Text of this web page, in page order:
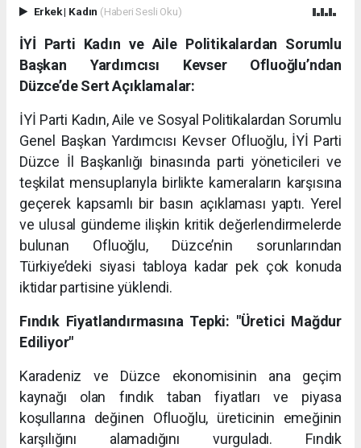
Erkek| Kadın (Haberi Sesli Oku)
İYİ Parti Kadın ve Aile Politikalardan Sorumlu
Başkan Yardımcısı Kevser Ofluoğlu’ndan
Düzce’de Sert Açıklamalar:
İYİ Parti Kadın, Aile ve Sosyal Politikalardan Sorumlu
Genel Başkan Yardımcısı Kevser Ofluoğlu, İYİ Parti
Düzce İl Başkanlığı binasında parti yöneticileri ve
teşkilat mensuplarıyla birlikte kameraların karşısına
geçerek kapsamlı bir basın açıklaması yaptı. Yerel
ve ulusal gündeme ilişkin kritik değerlendirmelerde
bulunan Ofluoğlu, Düzce’nin sorunlarından
Türkiye’deki siyasi tabloya kadar pek çok konuda
iktidar partisine yüklendi.
Fındık Fiyatlandırmasına Tepki: "Üretici Mağdur
Ediliyor"
Karadeniz ve Düzce ekonomisinin ana geçim
kaynağı olan fındık taban fiyatları ve piyasa
koşullarına değinen Ofluoğlu, üreticinin emeğinin
karşılığını alamadığını vurguladı. Fındık